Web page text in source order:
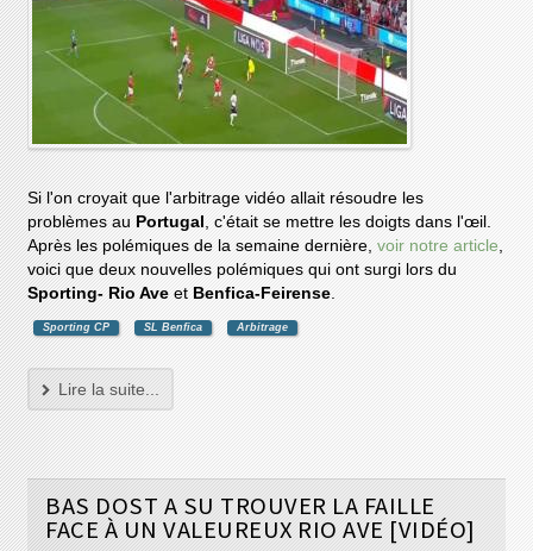
Si l'on croyait que l'arbitrage vidéo allait résoudre les
problèmes au Portugal , c'était se mettre les doigts dans l'œil.
Après les polémiques de la semaine dernière,voir notre article,
voici que deux nouvelles polémiques qui ont surgi lors du
Sporting- Rio Ave et Benfica-Feirense.
Sporting CP SL Benfica Arbitrage
Lire la suite...
BAS DOST A SU TROUVER LA FAILLE
FACE À UN VALEUREUX RIO AVE [VIDÉO]